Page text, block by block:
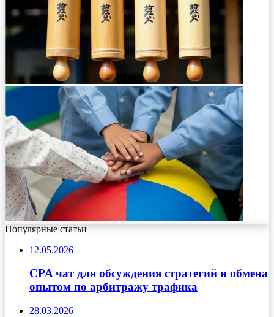
Популярные статьи
12.05.2026
CPA чат для обсуждения стратегий и обмена
опытом по арбитражу трафика
28.03.2026